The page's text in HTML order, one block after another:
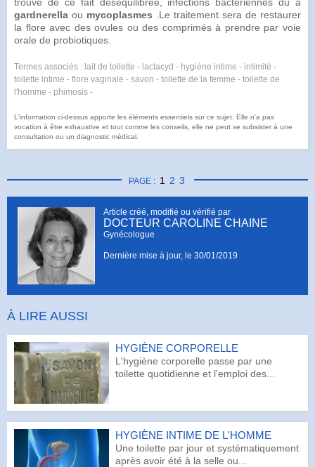
gardnerella ou mycoplasmes .Le traitement sera de restaurer
la flore avec des ovules ou des comprimés à prendre par voie
orale de probiotiques
Termes associés : lait de toilette - lactacyd - hygiène intime - intimité -
toilette intime - flore vaginale - savon - toilette de la femme - toilette de
l'homme - phimosis -
L'information ci-dessus apporte les éléments essentiels sur ce sujet. Elle n'a pas
vocation à être exhaustive et tout comme les conseils, elle ne peut se subsister à une
consultation ou un diagnostic médical.
PAGE : 1 2 3
Article créé, modifié ou vérifié par
DOCTEUR CAROLINE CHAINE
Gynécologue
Dernière mise à jour, le 30/01/2019
À LIRE AUSSI
HYGIÈNE CORPORELLE
L'hygiène corporelle passe par une
toilette quotidienne et l'emploi des...
HYGIÈNE INTIME DE L'HOMME
Une toilette par jour et systématiquement
après avoir été à la selle ou...